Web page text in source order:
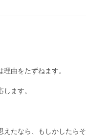
由をたずねます。
ます。
えたなら、もしかしたらそ